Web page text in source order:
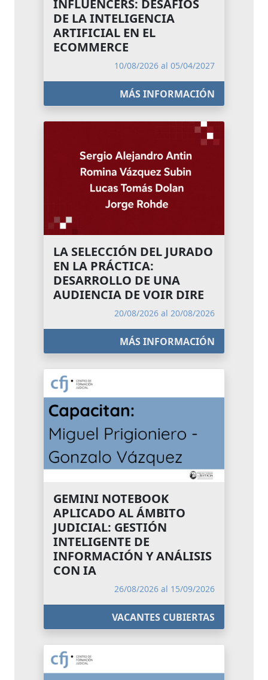
INFLUENCERS: DESAFÍOS
DE LA INTELIGENCIA
ARTIFICIAL EN EL
ECOMMERCE
10/08/2026 al 05/04/2027
MÁS INFORMACIÓN
LA SELECCIÓN DEL JURADO
EN LA PRÁCTICA:
DESARROLLO DE UNA
AUDIENCIA DE VOIR DIRE
20/08/2026 al 20/08/2026
MÁS INFORMACIÓN
GEMINI NOTEBOOK
APLICADO AL ÁMBITO
JUDICIAL: GESTIÓN
INTELIGENTE DE
INFORMACIÓN Y ANÁLISIS
CON IA
26/08/2026 al 15/09/2026
VACANTES CUBIERTAS